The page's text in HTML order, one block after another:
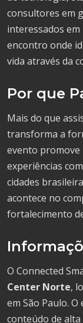
consultores em
interessados
encontro onde
vida através da
Por que
Mais do que
transforma a
evento promove
experiências
cidades
acontece no
fortalecimento
O Connected
Center Norte,
em São Paulo.
conteúdo de